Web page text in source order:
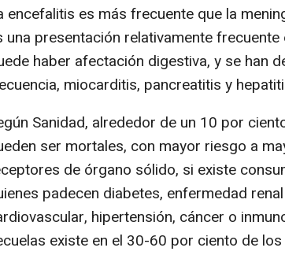
encefalitis es más frecuente que la
una presentación relativamente
haber afectación digestiva, y se han
miocarditis, pancreatitis y
Sanidad, alrededor de un 10 por
ser mortales, con mayor riesgo a
de órgano sólido, si existe
padecen diabetes, enfermedad
hipertensión, cáncer o
existe en el 30-60 por ciento de